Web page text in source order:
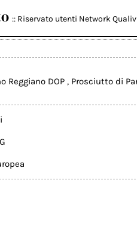
:: Riservato utenti Network
Reggiano DOP , Prosciutto di